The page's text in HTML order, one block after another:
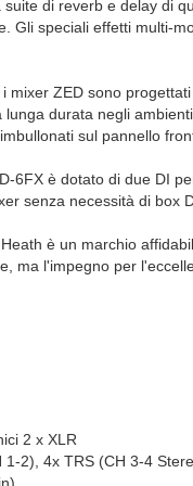
di reverb e delay di
Gli speciali effetti multi-
mixer ZED sono
durata negli
sul pannello
6FX è dotato di due DI
senza necessità di box
è un marchio
ma l'impegno per
2 x XLR
1-2), 4x TRS (CH 3-4